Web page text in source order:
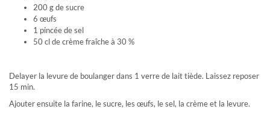
200 g de sucre
6 œufs
1 pincée de sel
50 cl de crème fraîche à 30 %
Delayer la levure de boulanger dans 1 verre de lait tiède. Laissez reposer
15 min.
Ajouter ensuite la farine, le sucre, les œufs, le sel, la crème et la levure.